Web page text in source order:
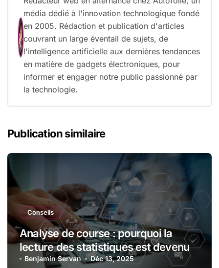
média dédié à l'innovation technologique fondé
en 2005. Rédaction et publication d'articles
couvrant un large éventail de sujets, de
l'intelligence artificielle aux dernières tendances
en matière de gadgets électroniques, pour
informer et engager notre public passionné par
la technologie.
Publication similaire
Conseils
Analyse de course : pourquoi la
lecture des statistiques est devenue
essentielle en sport automobile
Benjamin Servan Déc 13, 2025